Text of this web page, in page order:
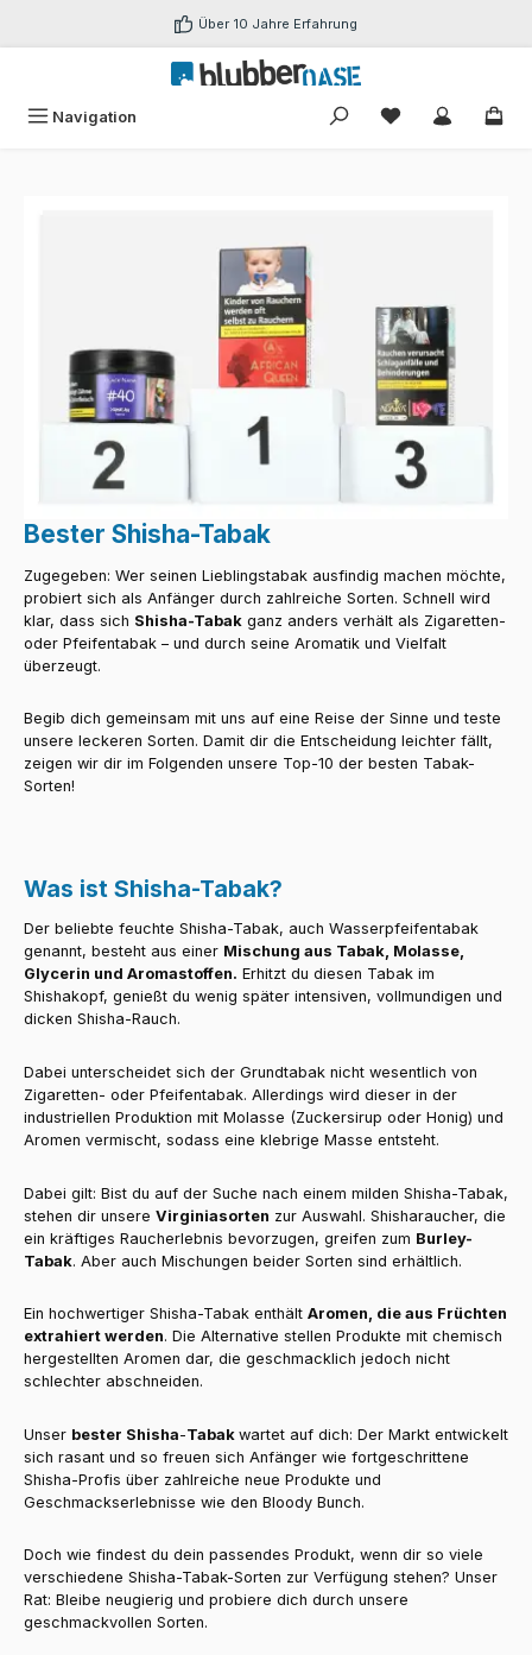
Zum Hauptinhalt springen Über 10 Jahre Erfahrung
Navigation Du hast 0
Bester Shisha-Tabak
Zugegeben: Wer seinen Lieblingstabak ausfindig machen möchte,
probiert sich als Anfänger durch zahlreiche Sorten. Schnell wird
klar, dass sich Shisha-Tabak ganz anders verhält als Zigaretten-
oder Pfeifentabak – und durch seine Aromatik und Vielfalt
überzeugt.
Begib dich gemeinsam mit uns auf eine Reise der Sinne und teste
unsere leckeren Sorten. Damit dir die Entscheidung leichter fällt,
zeigen wir dir im Folgenden unsere Top-10 der besten Tabak-
Sorten!
Was ist Shisha-Tabak?
Der beliebte feuchte Shisha-Tabak, auch Wasserpfeifentabak
genannt, besteht aus einer Mischung aus Tabak, Molasse,
Glycerin und Aromastoffen. Erhitzt du diesen Tabak im
Shishakopf, genießt du wenig später intensiven, vollmundigen und
dicken Shisha-Rauch.
Dabei unterscheidet sich der Grundtabak nicht wesentlich von
Zigaretten- oder Pfeifentabak. Allerdings wird dieser in der
industriellen Produktion mit Molasse (Zuckersirup oder Honig) und
Aromen vermischt, sodass eine klebrige Masse entsteht.
Dabei gilt: Bist du auf der Suche nach einem milden Shisha-Tabak,
stehen dir unsere Virginiasorten zur Auswahl. Shisharaucher, die
ein kräftiges Raucherlebnis bevorzugen, greifen zum Burley-
Tabak. Aber auch Mischungen beider Sorten sind erhältlich.
Ein hochwertiger Shisha-Tabak enthält Aromen, die aus Früchten
extrahiert werden. Die Alternative stellen Produkte mit chemisch
hergestellten Aromen dar, die geschmacklich jedoch nicht
schlechter abschneiden.
Unser bester Shisha-Tabak wartet auf dich: Der Markt entwickelt
sich rasant und so freuen sich Anfänger wie fortgeschrittene
Shisha-Profis über zahlreiche neue Produkte und
Geschmackserlebnisse wie den Bloody Bunch.
Doch wie findest du dein passendes Produkt, wenn dir so viele
verschiedene Shisha-Tabak-Sorten zur Verfügung stehen? Unser
Rat: Bleibe neugierig und probiere dich durch unsere
geschmackvollen Sorten.